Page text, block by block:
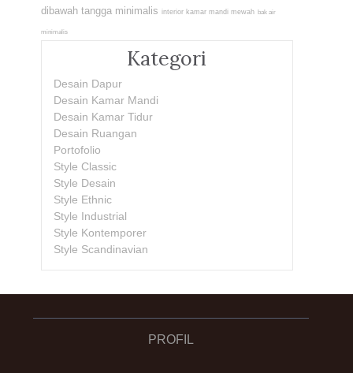
dibawah tangga minimalis interior kamar mandi mewah bak air
minimalis
Kategori
Desain Dapur
Desain Kamar Mandi
Desain Kamar Tidur
Desain Ruangan
Portofolio
Style Classic
Style Desain
Style Ethnic
Style Industrial
Style Kontemporer
Style Scandinavian
PROFIL